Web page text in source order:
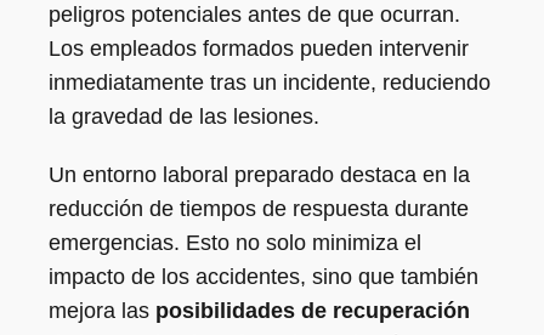
peligros potenciales antes de que ocurran.
Los empleados formados pueden intervenir
inmediatamente tras un incidente, reduciendo
la gravedad de las lesiones.
Un entorno laboral preparado destaca en la
reducción de tiempos de respuesta durante
emergencias. Esto no solo minimiza el
impacto de los accidentes, sino que también
mejora las posibilidades de recuperación